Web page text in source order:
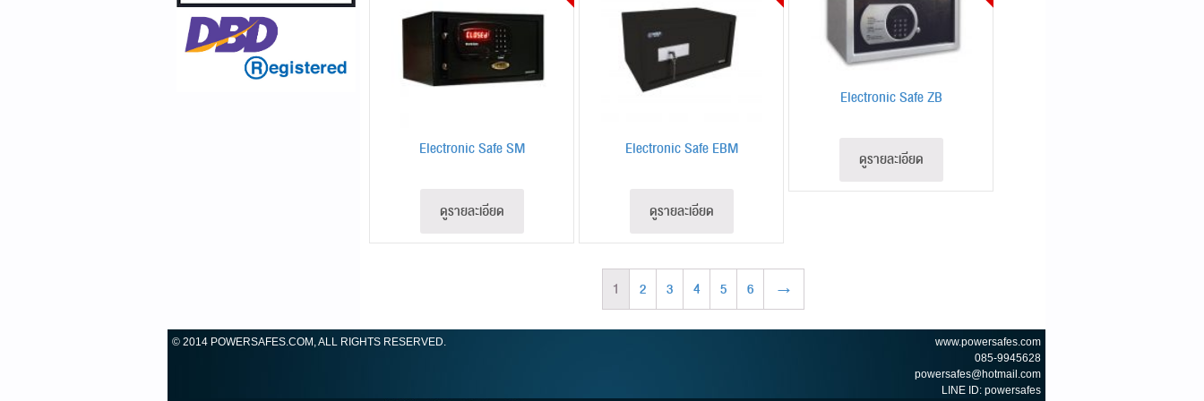
Electronic Safe SM
ดูรายละเอียด
Electronic Safe EBM
ดูรายละเอียด
Electronic Safe ZB
ดูรายละเอียด
1 2 3 4 5 6 →
© 2014 POWERSAFES.COM, ALL RIGHTS RESERVED.
www.powersafes.com
085-9945628
powersafes@hotmail.com
LINE ID: powersafes